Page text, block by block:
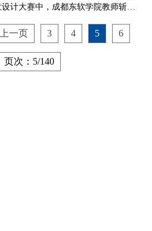
设计大赛中，成都东软学院教师斩获
组织教师奖。此次大赛由中国通信
会互联网产业专业委员会主办，
赋能·智造未来”为主题。其中，成
学院高静...
上一页 3 4 5 6
页次：5/140